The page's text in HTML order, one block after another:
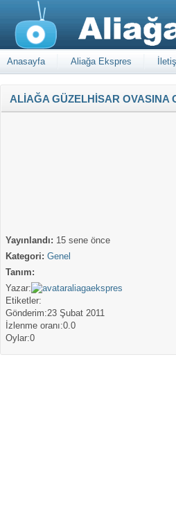
Anasayfa Aliağa Ekspres
ALİAĞA GÜZELHİSAR OVASINA
Yayınlandı: 15 sene önce
Kategori: Genel
Tanım:
Yazar:
aliagaekspres
Etiketler:
Gönderim:23 Şubat 2011
İzlenme oranı:0.0
Oylar:0